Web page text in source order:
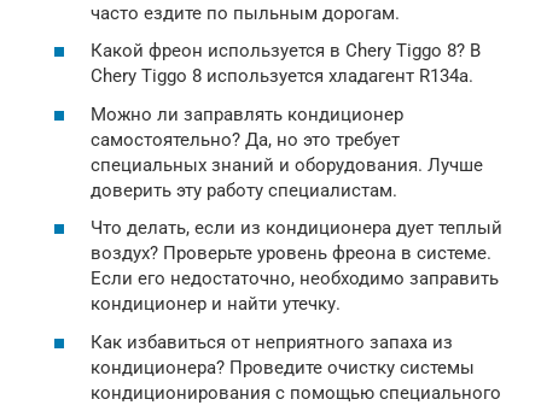
часто ездите по пыльным дорогам.
Какой фреон используется в Chery Tiggo 8? В
Chery Tiggo 8 используется хладагент R134a.
Можно ли заправлять кондиционер
самостоятельно? Да, но это требует
специальных знаний и оборудования. Лучше
доверить эту работу специалистам.
Что делать, если из кондиционера дует теплый
воздух? Проверьте уровень фреона в системе.
Если его недостаточно, необходимо заправить
кондиционер и найти утечку.
Как избавиться от неприятного запаха из
кондиционера? Проведите очистку системы
кондиционирования с помощью специального